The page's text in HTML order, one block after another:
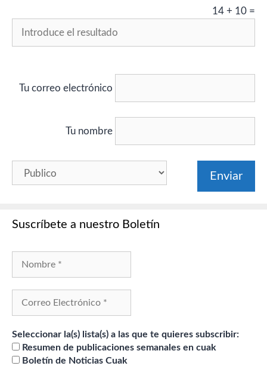
14 + 10 =
Tu correo electrónico
Tu nombre
Suscríbete a nuestro Boletín
Seleccionar la(s) lista(s) a las que te quieres subscribir:
Resumen de publicaciones semanales en cuak
Boletín de Noticias Cuak